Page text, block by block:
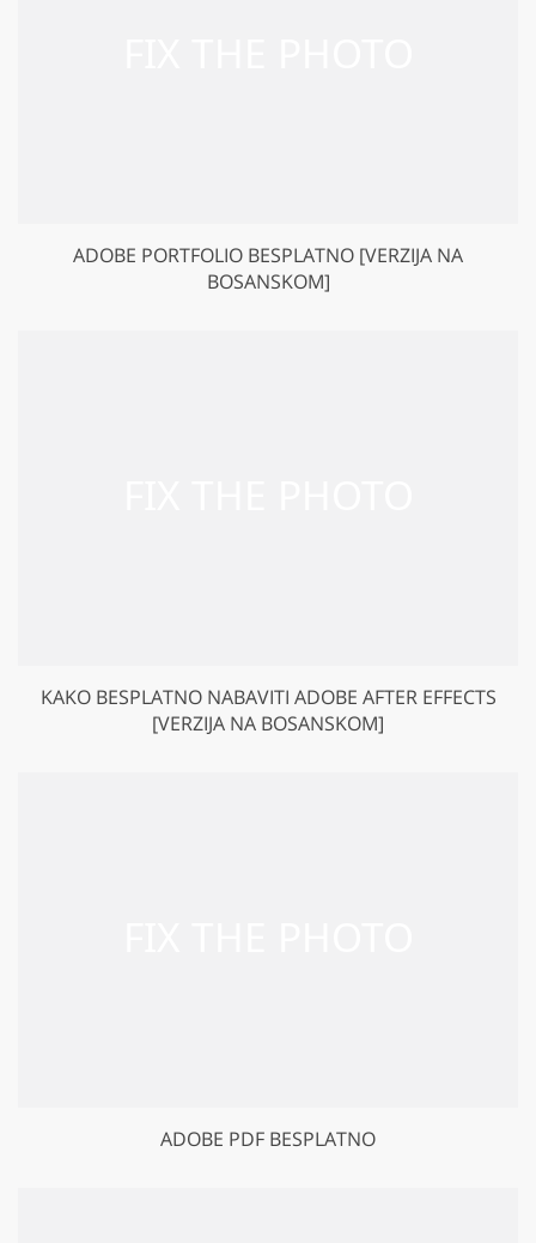
ADOBE PORTFOLIO BESPLATNO [VERZIJA NA
BOSANSKOM]
KAKO BESPLATNO NABAVITI ADOBE AFTER EFFECTS
[VERZIJA NA BOSANSKOM]
ADOBE PDF BESPLATNO